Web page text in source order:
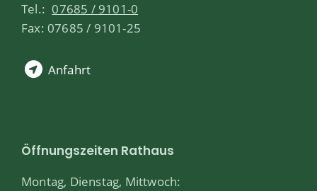
Tel.: 07685 / 9101-0
Fax: 07685 / 9101-25
Anfahrt
Öffnungszeiten Rathaus
Montag, Dienstag, Mittwoch: